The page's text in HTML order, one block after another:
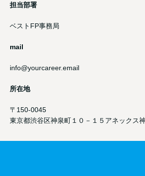
担当部署
ベストFP事務局
mail
info@yourcareer.email
所在地
〒150-0045
東京都渋谷区神泉町１０－１５アネックス